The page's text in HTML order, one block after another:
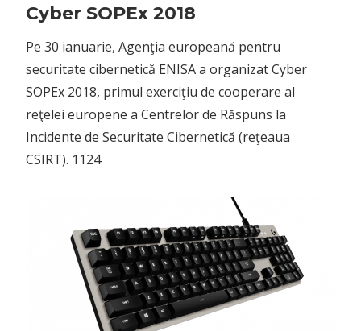
Cyber SOPEx 2018
Pe 30 ianuarie, Agenţia europeană pentru
securitate cibernetică ENISA a organizat Cyber
SOPEx 2018, primul exerciţiu de cooperare al
reţelei europene a Centrelor de Răspuns la
Incidente de Securitate Cibernetică (reţeaua
CSIRT). 1124